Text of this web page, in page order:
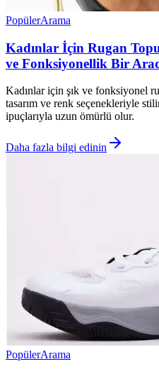
PopülerArama
Kadınlar İçin Rugan
ve Fonksiyonellik Bir
Kadınlar için şık ve fonksiyonel
tasarım ve renk seçenekleriyle
ipuçlarıyla uzun ömürlü olur.
Daha fazla bilgi edinin
PopülerArama